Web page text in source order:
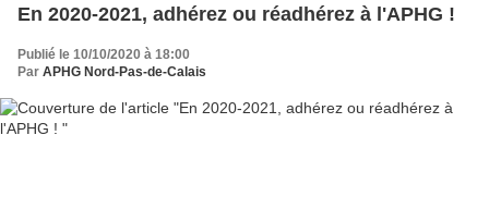
En 2020-2021, adhérez ou réadhérez à l'APHG !
Publié le 10/10/2020 à 18:00
Par APHG Nord-Pas-de-Calais